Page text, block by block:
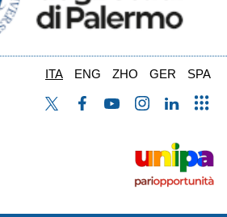
ITA ENG ZHO GER SPA